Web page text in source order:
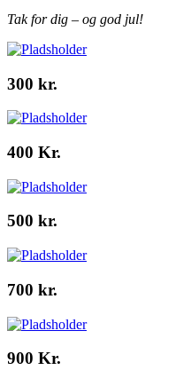
Tak for dig – og god jul!
300 kr.
400 Kr.
500 kr.
700 kr.
900 Kr.